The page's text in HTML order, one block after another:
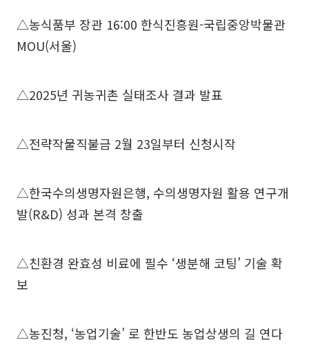
△농식품부 장관 16:00 한식진흥원-국립중앙박물관
MOU(서울)
△2025년 귀농귀촌 실태조사 결과 발표
△전략작물직불금 2월 23일부터 신청시작
△한국수의생명자원은행, 수의생명자원 활용 연구개
발(R&D) 성과 본격 창출
△친환경 완효성 비료에 필수 ‘생분해 코팅’ 기술 확
보
△농진청, ‘농업기술’ 로 한반도 농업상생의 길 연다